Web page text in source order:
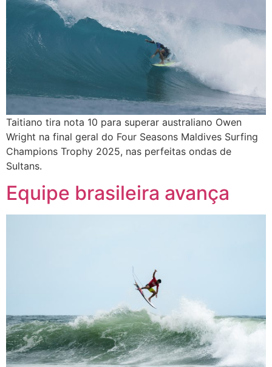
Taitiano tira nota 10 para superar australiano Owen
Wright na final geral do Four Seasons Maldives Surfing
Champions Trophy 2025, nas perfeitas ondas de
Sultans.
Equipe brasileira avança